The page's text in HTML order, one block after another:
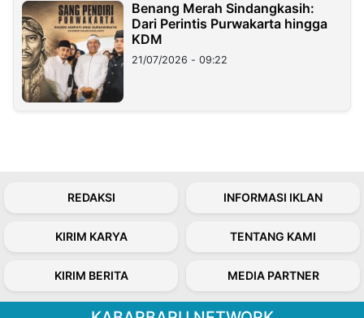
Benang Merah Sindangkasih:
Dari Perintis Purwakarta hingga
KDM
21/07/2026 - 09:22
REDAKSI INFORMASI IKLAN
KIRIM KARYA TENTANG KAMI
KIRIM BERITA MEDIA PARTNER